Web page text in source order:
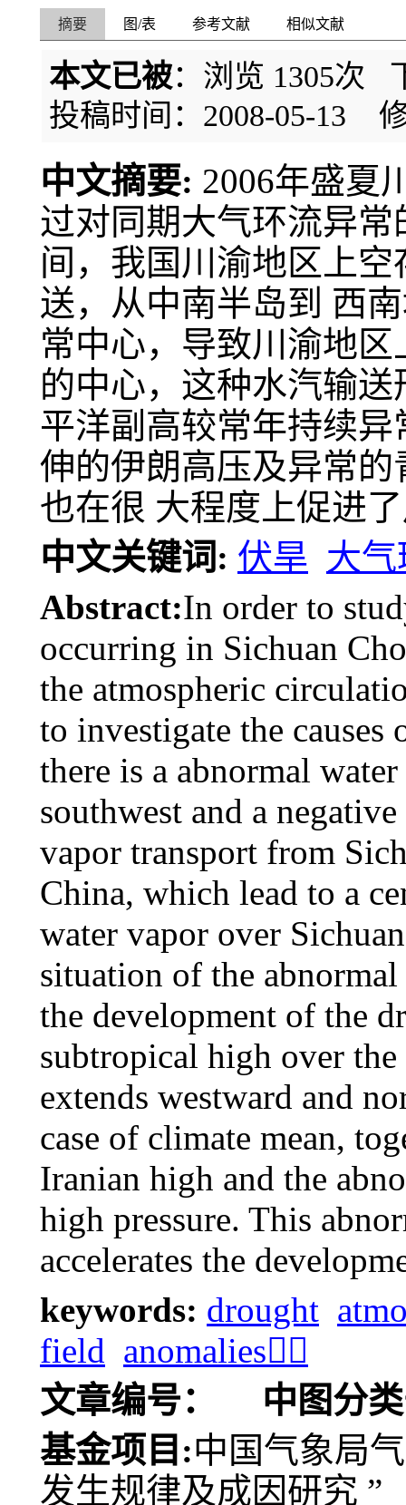
摘要 图/表 参考文献 相似文献
本文已被：浏览 1305次
投稿时间：2008-05-13
中文摘要: 2006年盛夏
过对同期大气环流异
间，我国川渝地区上
送，从中南半岛到 西
常中心，导致川渝地
的中心，这种水汽输
平洋副高较常年持续
伸的伊朗高压及异常
也在很 大程度上促进
中文关键词: 伏旱 大
Abstract:In order to
occurring in Sichuan
the atmospheric
to investigate the
there is a abnormal
southwest and a
vapor transport from
China, which lead to a
water vapor over
situation of the
the development of the
subtropical high over
extends westward and
case of climate mean,
Iranian high and the
high pressure. This
accelerates the
keywords: drought
field anomalies
文章编号：
中图分
基金项目:中国气象局
发生规律及成因研究 ”